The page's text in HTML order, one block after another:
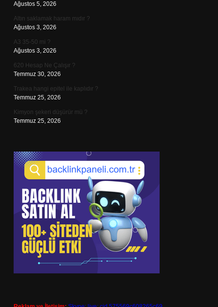
Ağustos 5, 2026
Altın saklamak haram mıdır ?
Ağustos 3, 2026
A3 35-50 mi ?
Ağustos 3, 2026
620 Hesap Ne Çalışır ?
Temmuz 30, 2026
Trakea hangi epitel ile kaplıdır ?
Temmuz 25, 2026
Kimyon şekeri düşürür mü ?
Temmuz 25, 2026